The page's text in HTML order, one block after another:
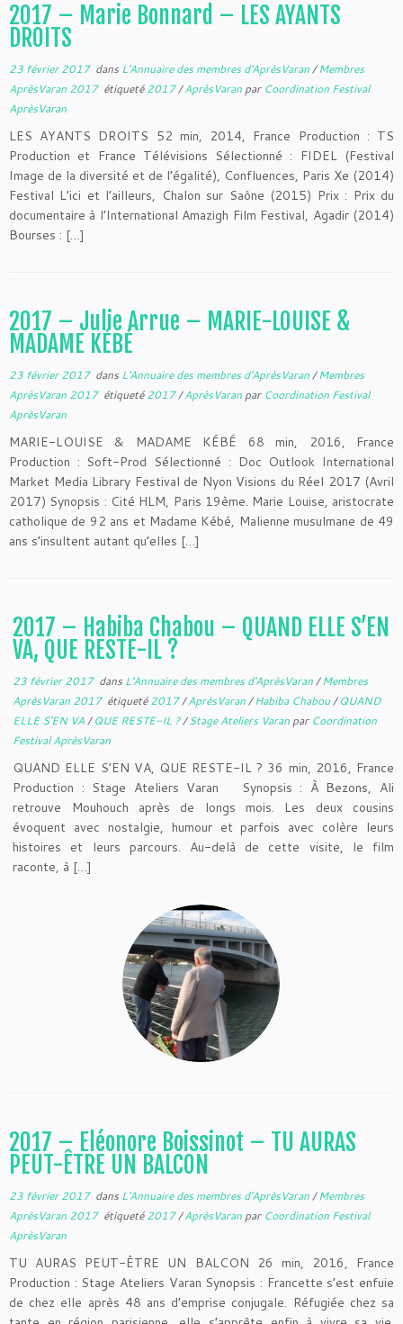
2017 – Marie Bonnard – LES AYANTS
DROITS
23 février 2017dans L'Annuaire des membres d'AprèsVaran/Membres
AprèsVaran 2017 étiqueté2017/AprèsVaran par Coordination Festival
AprèsVaran
LES AYANTS DROITS 52 min, 2014, France Production : TS
Production et France Télévisions Sélectionné : FIDEL (Festival
Image de la diversité et de l’égalité), Confluences, Paris Xe (2014)
Festival L’ici et l’ailleurs, Chalon sur Saône (2015) Prix : Prix du
documentaire à l’International Amazigh Film Festival, Agadir (2014)
Bourses : […]
2017 – Julie Arrue – MARIE-LOUISE &
MADAME KÉBÉ
23 février 2017dans L'Annuaire des membres d'AprèsVaran/Membres
AprèsVaran 2017 étiqueté2017/AprèsVaran par Coordination Festival
AprèsVaran
MARIE-LOUISE & MADAME KÉBÉ 68 min, 2016, France
Production : Soft-Prod Sélectionné : Doc Outlook International
Market Media Library Festival de Nyon Visions du Réel 2017 (Avril
2017) Synopsis : Cité HLM, Paris 19ème. Marie Louise, aristocrate
catholique de 92 ans et Madame Kébé, Malienne musulmane de 49
ans s’insultent autant qu’elles […]
2017 – Habiba Chabou – QUAND ELLE S’EN
VA, QUE RESTE-IL ?
23 février 2017dans L'Annuaire des membres d'AprèsVaran/Membres
AprèsVaran 2017 étiqueté2017/AprèsVaran/Habiba Chabou/QUAND
ELLE S'EN VA/QUE RESTE-IL ?/Stage Ateliers Varan par Coordination
Festival AprèsVaran
QUAND ELLE S’EN VA, QUE RESTE-IL ? 36 min, 2016, France
Production : Stage Ateliers Varan Synopsis : À Bezons, Ali
retrouve Mouhouch après de longs mois. Les deux cousins
évoquent avec nostalgie, humour et parfois avec colère leurs
histoires et leurs parcours. Au-delà de cette visite, le film
raconte, à […]
2017 – Eléonore Boissinot – TU AURAS
PEUT-ÊTRE UN BALCON
23 février 2017dans L'Annuaire des membres d'AprèsVaran/Membres
AprèsVaran 2017 étiqueté2017/AprèsVaran par Coordination Festival
AprèsVaran
TU AURAS PEUT-ÊTRE UN BALCON 26 min, 2016, France
Production : Stage Ateliers Varan Synopsis : Francette s’est enfuie
de chez elle après 48 ans d’emprise conjugale. Réfugiée chez sa